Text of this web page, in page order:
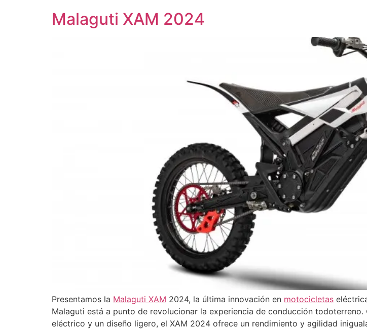
Malaguti XAM 2024
Presentamos la Malaguti XAM 2024, la última innovación en motocicletas
Malaguti está a punto de revolucionar la experiencia de conducción
eléctrico y un diseño ligero, el XAM 2024 ofrece un rendimiento y agilidad